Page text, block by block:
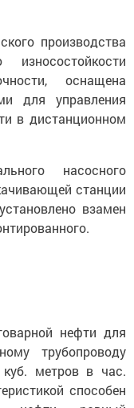
производства
оснащена
для управления
в дистанционном
насосного
станции
взамен
нефти для
трубопроводу
метров в час.
способен